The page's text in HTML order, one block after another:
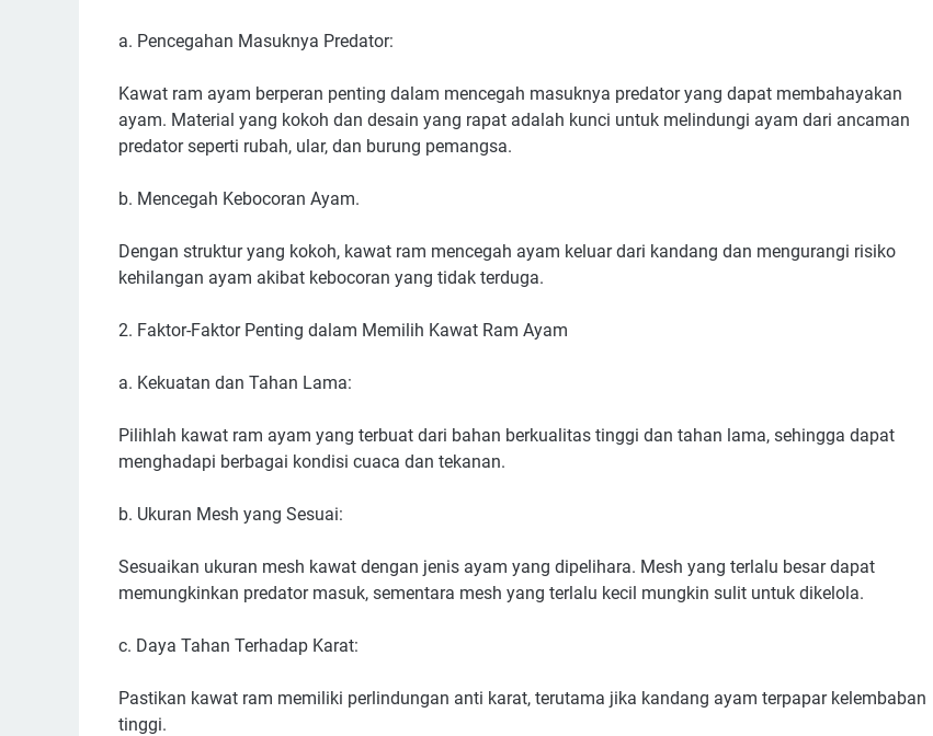
a. Pencegahan Masuknya Predator:
Kawat ram ayam berperan penting dalam mencegah masuknya predator yang dapat membahayakan
ayam. Material yang kokoh dan desain yang rapat adalah kunci untuk melindungi ayam dari ancaman
predator seperti rubah, ular, dan burung pemangsa.
b. Mencegah Kebocoran Ayam.
Dengan struktur yang kokoh, kawat ram mencegah ayam keluar dari kandang dan mengurangi risiko
kehilangan ayam akibat kebocoran yang tidak terduga.
2. Faktor-Faktor Penting dalam Memilih Kawat Ram Ayam
a. Kekuatan dan Tahan Lama:
Pilihlah kawat ram ayam yang terbuat dari bahan berkualitas tinggi dan tahan lama, sehingga dapat
menghadapi berbagai kondisi cuaca dan tekanan.
b. Ukuran Mesh yang Sesuai:
Sesuaikan ukuran mesh kawat dengan jenis ayam yang dipelihara. Mesh yang terlalu besar dapat
memungkinkan predator masuk, sementara mesh yang terlalu kecil mungkin sulit untuk dikelola.
c. Daya Tahan Terhadap Karat:
Pastikan kawat ram memiliki perlindungan anti karat, terutama jika kandang ayam terpapar kelembaban
tinggi.